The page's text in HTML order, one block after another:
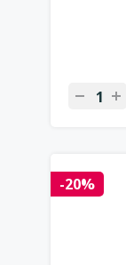
-20%